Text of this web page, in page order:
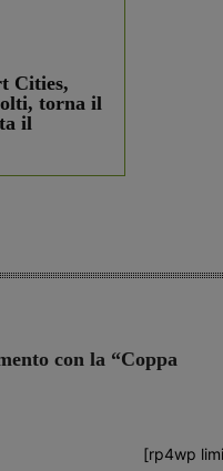
Cities,
torna il
il
con la “Coppa
[rp4wp